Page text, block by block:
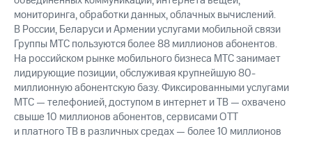
мониторинга, обработки данных, облачных вычислений.
В России, Беларуси и Армении услугами мобильной связи
Группы МТС пользуются более 88 миллионов абонентов.
На российском рынке мобильного бизнеса МТС занимает
лидирующие позиции, обслуживая крупнейшую 80-
миллионную абонентскую базу. Фиксированными услугами
МТС — телефонией, доступом в интернет и ТВ — охвачено
свыше 10 миллионов абонентов, сервисами OTT
и платного ТВ в различных средах — более 10 миллионов